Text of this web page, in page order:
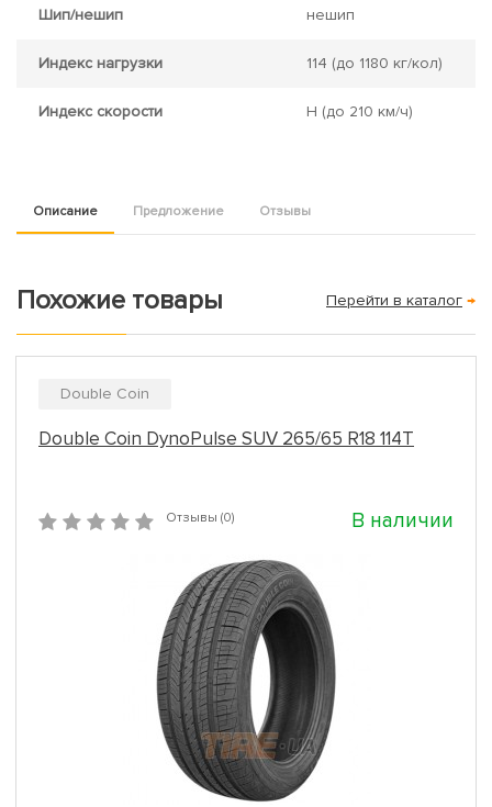
Шип/нешип нешип
Индекс нагрузки 114 (до 1180 кг/кол)
Индекс скорости H (до 210 км/ч)
Описание Предложение Отзывы
Похожие товары Перейти в каталог →
Double Coin
Double Coin DynoPulse SUV 265/65 R18 114T
Отзывы (0) В наличии